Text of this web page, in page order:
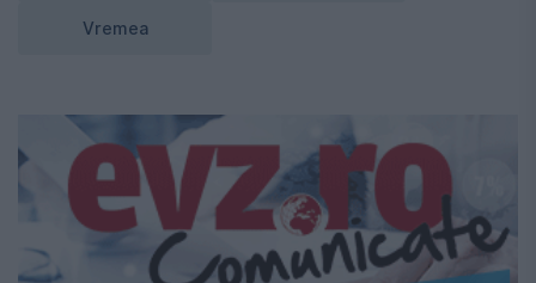
Vremea